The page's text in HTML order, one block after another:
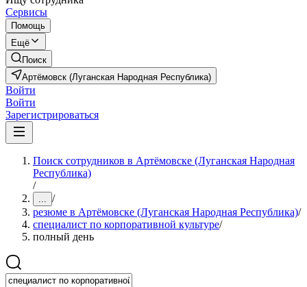
Сервисы
Помощь
Ещё
Поиск
Артёмовск (Луганская Народная Республика)
Войти
Войти
Зарегистрироваться
Поиск сотрудников в Артёмовске (Луганская Народная
Республика)
/
... /
резюме в Артёмовске (Луганская Народная Республика)/
специалист по корпоративной культуре/
полный день